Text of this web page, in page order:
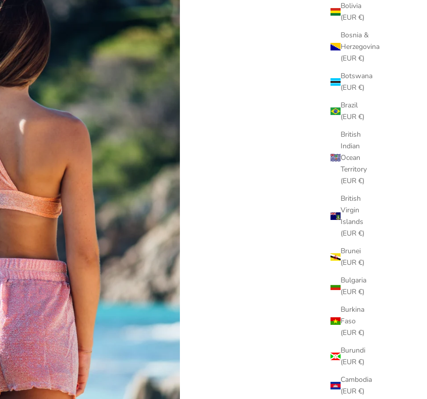
Bolivia
(EUR €)
Bosnia &
Herzegovina
(EUR €)
Botswana
(EUR €)
Brazil
(EUR €)
British
Indian
Ocean
Territory
(EUR €)
British
Virgin
Islands
(EUR €)
Brunei
(EUR €)
Bulgaria
(EUR €)
Burkina
Faso
(EUR €)
Burundi
(EUR €)
Cambodia
(EUR €)
Élégant. Simple. Sans contrainte.
Les Canebiers Care — la sérénité signée Les Canebiers.